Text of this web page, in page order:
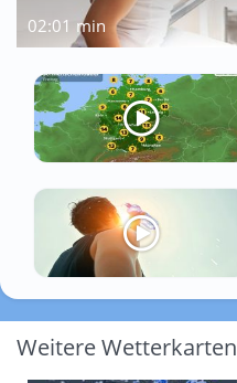
02:01 min
Weitere Wetterkarten